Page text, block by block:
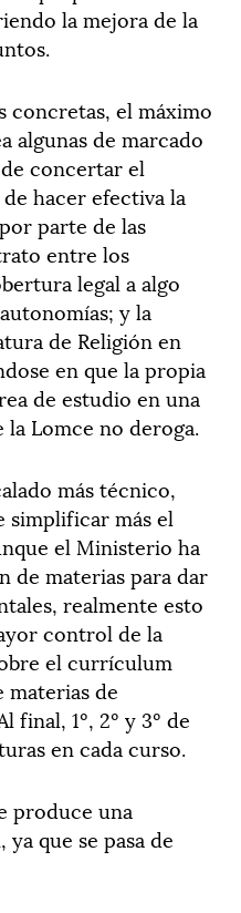
la mejora de la
concretas, el máximo
algunas de marcado
concertar el
hacer efectiva la
parte de las
entre los
legal a algo
y la
de Religión en
en que la propia
de estudio en una
Lomce no deroga.
más técnico,
simplificar más el
el Ministerio ha
de materias para dar
realmente esto
control de la
el currículum
de
final, 1º, 2º y 3º de
en cada curso.
produce una
que se pasa de